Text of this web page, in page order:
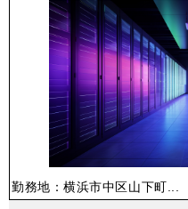
勤務地：横浜市中区山下町...